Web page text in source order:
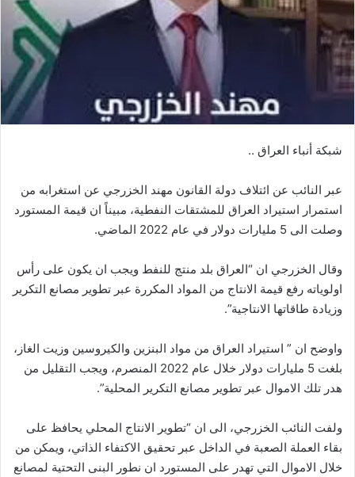
شبكة أنباء العراق ..
عبر النائب عن ائتلاف دولة القانون مهند الخزرجي عن استغرابه من
استمرار استيراد العراق للمشتقات النفطية، مبيناً ان قيمة المستورد
وصلت الى 5 مليارات دولار في عام 2022 الماضي.
وقال الخزرجي ان “العراق بلد منتج للنفط ويجب ان يكون على رأس
اولوياته رفع قيمة الانتاج من المواد المكررة عبر تطوير مصانع التكرير
وزيادة طاقاتها الانتاجية”.
واوضح ان ” استيراد العراق من مواد البنزين والكيروسين وزيت الغاز،
بلغت 5 مليارات دولار خلال عام 2022 المنصرم، ويجب التقليل من
هدر تلك الاموال عبر تطوير مصانع التكرير المحلية”.
ولفت النائب الخزرجي، الى ان “تطوير الانتاج المحلي يحافظ على
بقاء العملة الصعبة في الداخل عبر تحقيق الاكتفاء الذاتي، ويمكن من
خلال الاموال التي تهدر على المستورد ان نطور البنى التحتية لمصانع